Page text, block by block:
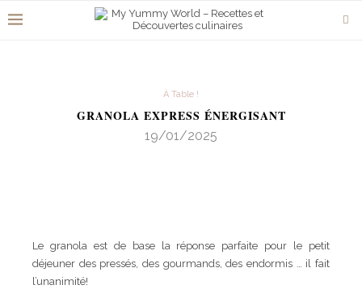
À Table !
GRANOLA EXPRESS ÉNERGISANT
19/01/2025
Le granola est de base la réponse parfaite pour le petit
déjeuner des pressés, des gourmands, des endormis … il fait
l’unanimité!